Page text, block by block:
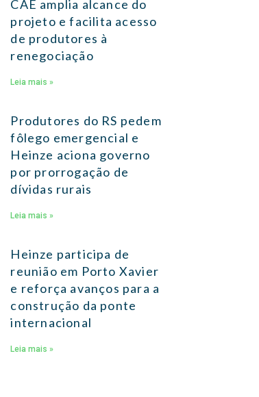
CAE amplia alcance do
projeto e facilita acesso
de produtores à
renegociação
Leia mais »
Produtores do RS pedem
fôlego emergencial e
Heinze aciona governo
por prorrogação de
dívidas rurais
Leia mais »
Heinze participa de
reunião em Porto Xavier
e reforça avanços para a
construção da ponte
internacional
Leia mais »